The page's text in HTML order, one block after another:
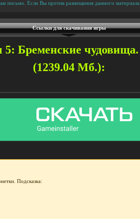
письмо. Если Вы против размещения данного
Ссылки для скачивания игры
Бременские чудовища.
(1239.04 Мб.):
Подсказка: